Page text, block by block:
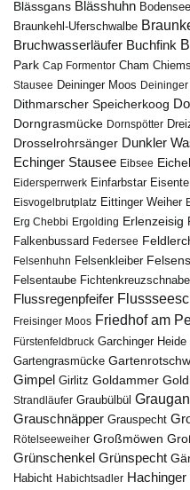
Blässgans Blässhuhn Bodensee
Braunkehl-Uferschwalbe
Bruchwasserläufer Buchfink
Park Cap Formentor Cham
Stausee Deininger Moos
Dithmarscher Speicherkoog
Dorngrasmücke Dornspötter
Drosselrohrsänger Dunkler
Echinger Stausee Eibsee
Eidersperrwerk Einfarbstar Eisente
Eisvogelbrutplatz Eittinger Weiher
Erg Chebbi Ergolding Erlenzeisig
Falkenbussard Federsee
Felsenhuhn Felsenkleiber
Felsentaube Fichtenkreuzschnabel
Flussregenpfeifer
Freisinger Moos Friedhof am
Fürstenfeldbruck Garchinger Heide
Gartengrasmücke
Gimpel Girlitz Goldammer
Strandläufer Graubülbül
Grauschnäpper Grauspecht
Rötelseeweiher Großmöwen
Grünschenkel Grünspecht
Habicht Habichtsadler Hachinger